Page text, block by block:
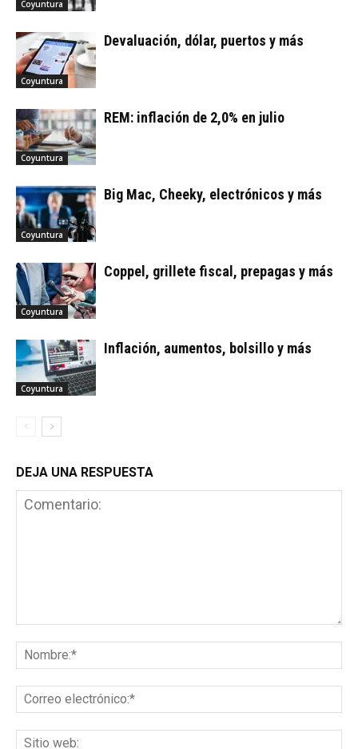
Coyuntura
Coyuntura
Devaluación, dólar, puertos y más
Coyuntura
REM: inflación de 2,0% en julio
Coyuntura
Big Mac, Cheeky, electrónicos y más
Coyuntura
Coppel, grillete fiscal, prepagas y más
Coyuntura
Inflación, aumentos, bolsillo y más
DEJA UNA RESPUESTA